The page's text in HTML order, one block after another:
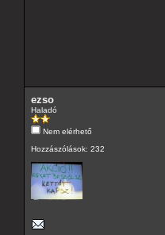
ezso
Haladó
Nem elérhető
Hozzászólások: 232